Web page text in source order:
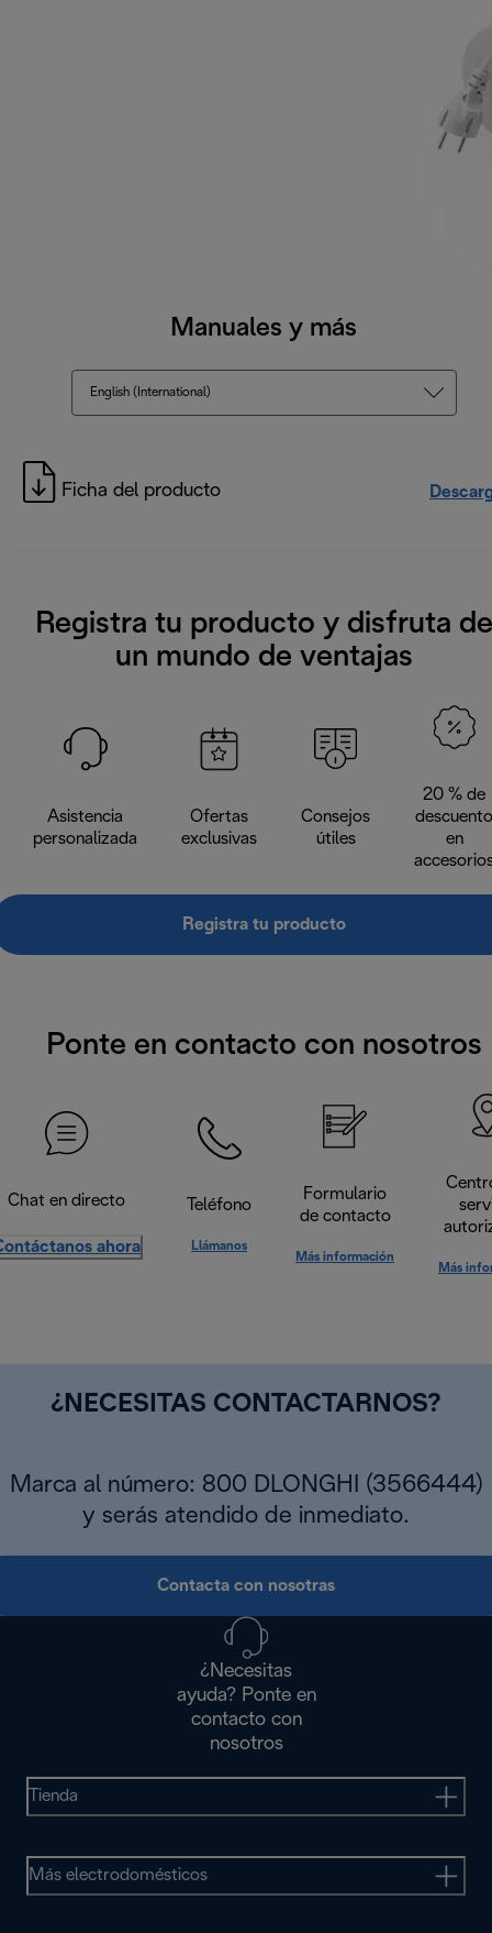
Manuales y más
English (International)
Ficha del producto
Registra tu producto y disfruta de
un mundo de ventajas
Asistencia
personalizada
Ofertas
exclusivas
Consejos
útiles
20 % de
descuento
en
Registra tu producto
Ponte en contacto con nosotros
Chat en directo
ahora
Teléfono
Llámanos
Formulario
de contacto
Más información
Más
¿NECESITAS CONTACTARNOS?
Marca al número: 800 DLONGHI (3566444)
y serás atendido de inmediato.
Contacta con nosotras
¿Necesitas
ayuda? Ponte en
contacto con
nosotros
Tienda
Más electrodomésticos